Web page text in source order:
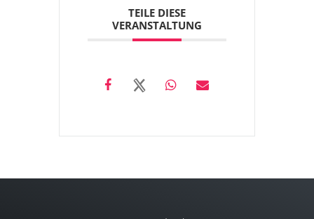
TEILE DIESE
VERANSTALTUNG